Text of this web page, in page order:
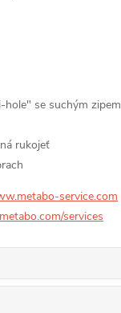
se suchým zipem
rukojeť
service.com
services